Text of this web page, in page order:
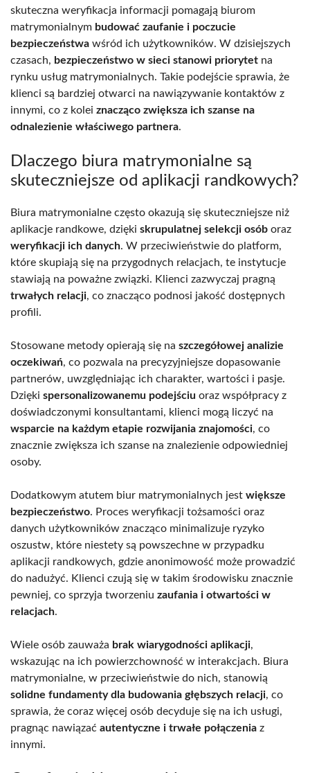
skuteczna weryfikacja informacji pomagają biurom
matrymonialnym budować zaufanie i poczucie
bezpieczeństwa wśród ich użytkowników. W dzisiejszych
czasach, bezpieczeństwo w sieci stanowi priorytet na
rynku usług matrymonialnych. Takie podejście sprawia, że
klienci są bardziej otwarci na nawiązywanie kontaktów z
innymi, co z kolei znacząco zwiększa ich szanse na
odnalezienie właściwego partnera.
Dlaczego biura matrymonialne są
skuteczniejsze od aplikacji randkowych?
Biura matrymonialne często okazują się skuteczniejsze niż
aplikacje randkowe, dzięki skrupulatnej selekcji osób oraz
weryfikacji ich danych. W przeciwieństwie do platform,
które skupiają się na przygodnych relacjach, te instytucje
stawiają na poważne związki. Klienci zazwyczaj pragną
trwałych relacji, co znacząco podnosi jakość dostępnych
profili.
Stosowane metody opierają się na szczegółowej analizie
oczekiwań, co pozwala na precyzyjniejsze dopasowanie
partnerów, uwzględniając ich charakter, wartości i pasje.
Dzięki spersonalizowanemu podejściu oraz współpracy z
doświadczonymi konsultantami, klienci mogą liczyć na
wsparcie na każdym etapie rozwijania znajomości, co
znacznie zwiększa ich szanse na znalezienie odpowiedniej
osoby.
Dodatkowym atutem biur matrymonialnych jest większe
bezpieczeństwo. Proces weryfikacji tożsamości oraz
danych użytkowników znacząco minimalizuje ryzyko
oszustw, które niestety są powszechne w przypadku
aplikacji randkowych, gdzie anonimowość może prowadzić
do nadużyć. Klienci czują się w takim środowisku znacznie
pewniej, co sprzyja tworzeniu zaufania i otwartości w
relacjach.
Wiele osób zauważa brak wiarygodności aplikacji,
wskazując na ich powierzchowność w interakcjach. Biura
matrymonialne, w przeciwieństwie do nich, stanowią
solidne fundamenty dla budowania głębszych relacji, co
sprawia, że coraz więcej osób decyduje się na ich usługi,
pragnąc nawiązać autentyczne i trwałe połączenia z
innymi.